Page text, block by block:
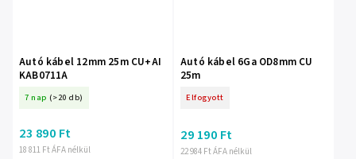
Autó kábel 12mm 25m CU+AI
KAB0711A
7 nap (>20 db)
18 811 Ft ÁFA nélkül
23 890 Ft
Autó kábel 6Ga OD8mm CU
25m
Elfogyott
22 984 Ft ÁFA nélkül
29 190 Ft